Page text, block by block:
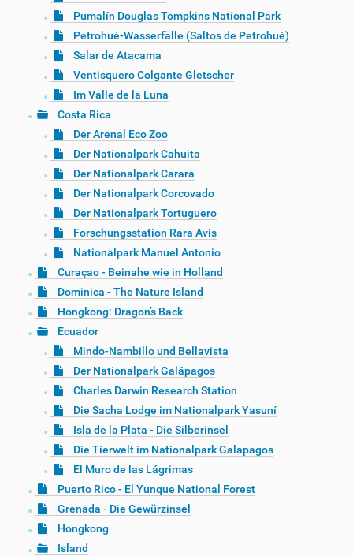
Pumalín Douglas Tompkins National Park
Petrohué-Wasserfälle (Saltos de Petrohué)
Salar de Atacama
Ventisquero Colgante Gletscher
Im Valle de la Luna
Costa Rica
Der Arenal Eco Zoo
Der Nationalpark Cahuita
Der Nationalpark Carara
Der Nationalpark Corcovado
Der Nationalpark Tortuguero
Forschungsstation Rara Avis
Nationalpark Manuel Antonio
Curaçao - Beinahe wie in Holland
Dominica - The Nature Island
Hongkong: Dragon’s Back
Ecuador
Mindo-Nambillo und Bellavista
Der Nationalpark Galápagos
Charles Darwin Research Station
Die Sacha Lodge im Nationalpark Yasuní
Isla de la Plata - Die Silberinsel
Die Tierwelt im Nationalpark Galapagos
El Muro de las Lágrimas
Puerto Rico - El Yunque National Forest
Grenada - Die Gewürzinsel
Hongkong
Island